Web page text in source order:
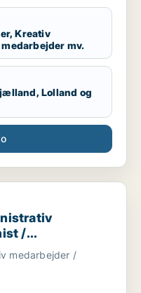
Kreativ
mv.
Lolland og
medarbejder /
/
medarbejder /